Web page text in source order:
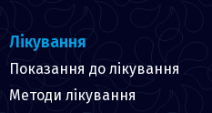
Лікування
Показання до лікування
Методи лікування